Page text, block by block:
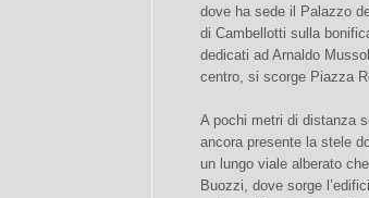
dove ha sede il Palazzo
di Cambellotti sulla
dedicati ad Arnaldo
centro, si scorge Piazza
A pochi metri di distanza
ancora presente la stele
un lungo viale alberato
Buozzi, dove sorge